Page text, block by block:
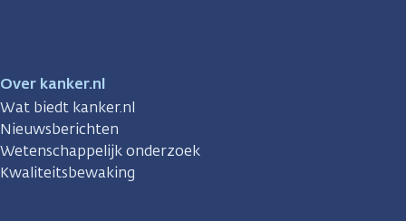
Over kanker.nl
Wat biedt kanker.nl
Nieuwsberichten
Wetenschappelijk onderzoek
Kwaliteitsbewaking